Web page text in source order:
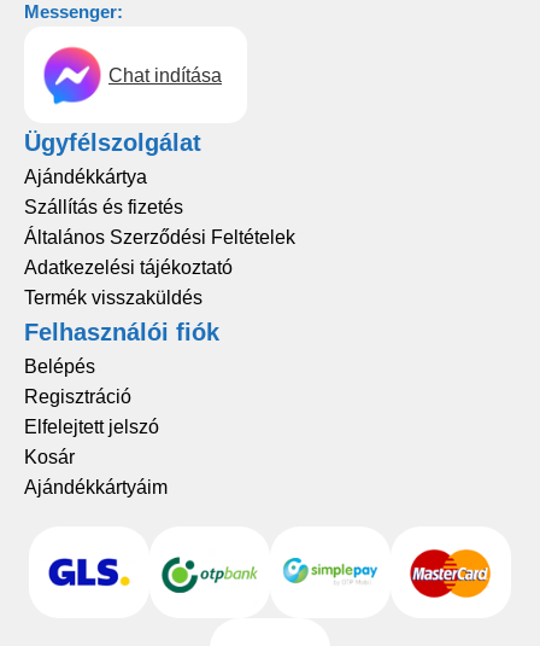
Messenger:
Chat indítása
Ügyfélszolgálat
Ajándékkártya
Szállítás és fizetés
Általános Szerződési Feltételek
Adatkezelési tájékoztató
Termék visszaküldés
Felhasználói fiók
Belépés
Regisztráció
Elfelejtett jelszó
Kosár
Ajándékkártyáim